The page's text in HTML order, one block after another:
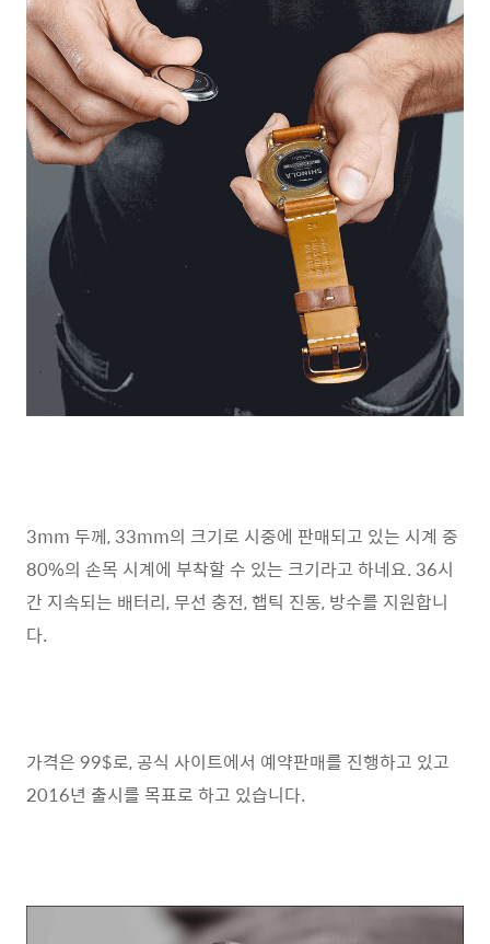
3mm 두께, 33mm의 크기로 시중에 판매되고 있는 시계 중
80%의 손목 시계에 부착할 수 있는 크기라고 하네요. 36시
간 지속되는 배터리, 무선 충전, 햅틱 진동, 방수를 지원합니
다.
가격은 99$로, 공식 사이트에서 예약판매를 진행하고 있고
2016년 출시를 목표로 하고 있습니다.